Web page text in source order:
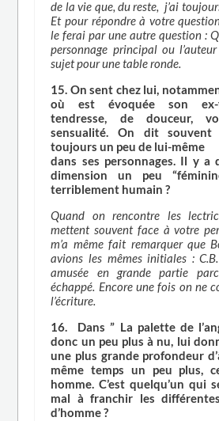
de la vie que, du reste, j’ai
Et pour répondre à votre
le ferai par une autre question :
personnage principal ou
sujet pour une table ronde.
15. On sent chez lui,
où est évoquée son ex-
tendresse, de douceur,
sensualité. On dit souvent
toujours un peu de lui-même
dans ses personnages. Il y a
dimension un peu
terriblement humain ?
Quand on rencontre les
mettent souvent face à votre
m’a même fait remarquer que
avions les mêmes initiales :
amusée en grande partie
échappé. Encore une fois on ne
l’écriture.
16. Dans ” La palette de
donc un peu plus à nu, lui
une plus grande profondeur
même temps un peu plus,
homme. C’est quelqu’un qui
mal à franchir les
d’homme ?